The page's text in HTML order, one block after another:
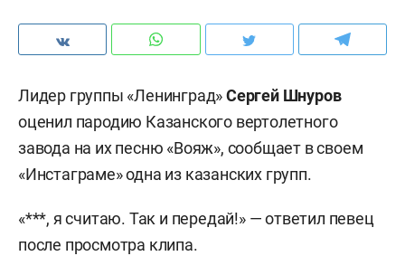
Лидер группы «Ленинград»Сергей Шнуров
оценил пародию Казанского вертолетного
завода на их песню «Вояж», сообщает в своем
«Инстаграме» одна из казанских групп.
«***, я считаю. Так и передай!» — ответил певец
после просмотра клипа.